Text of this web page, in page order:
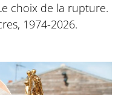
choix de la rupture.
1974-2026.